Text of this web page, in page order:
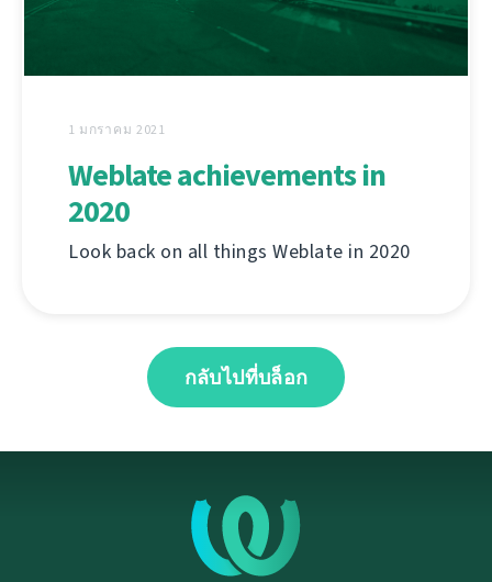
1 มกราคม 2021
Weblate achievements in
2020
Look back on all things Weblate in 2020
กลับไปที่บล็อก